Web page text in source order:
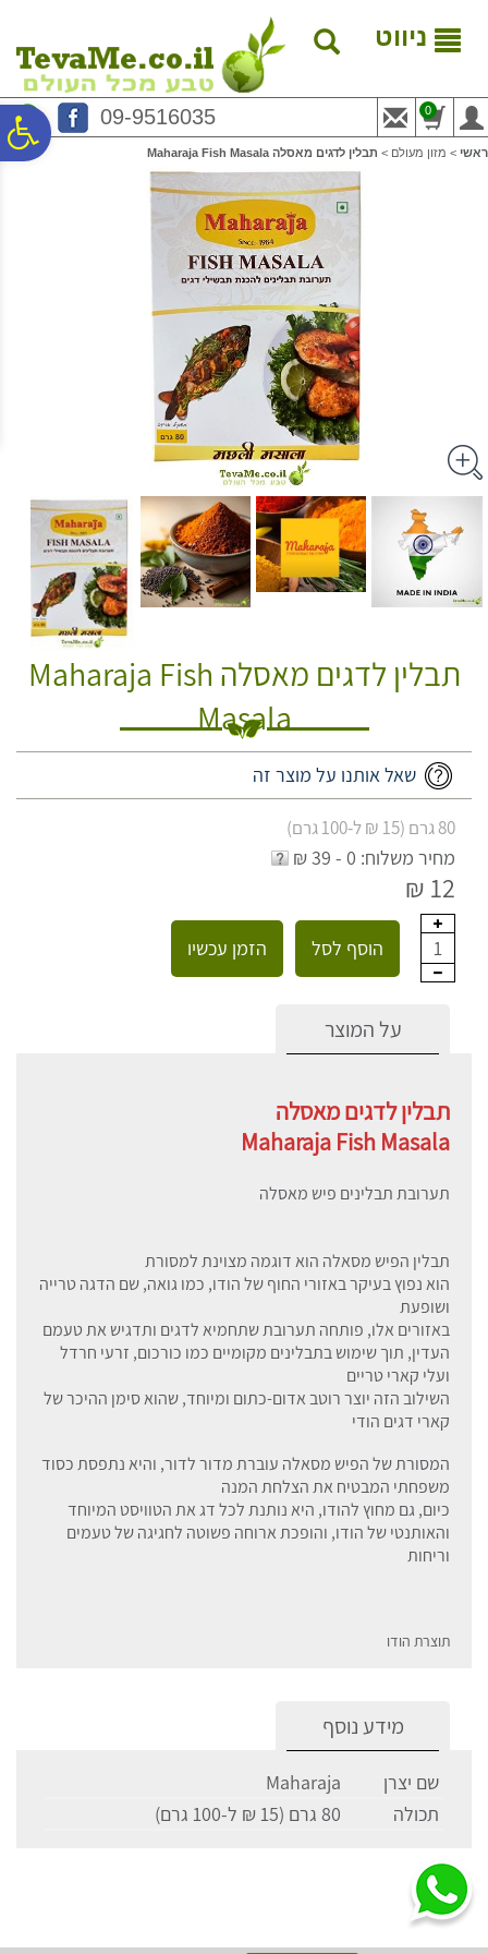
נגישות
המרכזי
ניווט
09-9516035 0
ראשי > מזון מעולם > תבלין לדגים מאסלה Maharaja Fish Masala
תבלין לדגים מאסלה Maharaja Fish
Masala
שאל אותנו על מוצר זה
80 גרם (15 ₪ ל-100 גרם)
מחיר משלוח: 0 - 39 ₪
12 ₪
1 הוסף לסל הזמן עכשיו
על המוצר
תבלין לדגים מאסלה
Maharaja Fish Masala
תערובת תבלינים פיש מאסלה
תבלין הפיש מסאלה הוא דוגמה מצוינת למסורת
הוא נפוץ בעיקר באזורי החוף של הודו, כמו גואה, שם הדגה טרייה
ושופעת
באזורים אלו, פותחה תערובת שתחמיא לדגים ותדגיש את טעמם
העדין, תוך שימוש בתבלינים מקומיים כמו כורכום, זרעי חרדל
ועלי קארי טריים
השילוב הזה יוצר רוטב אדום-כתום ומיוחד, שהוא סימן ההיכר של
קארי דגים הודי
המסורת של הפיש מסאלה עוברת מדור לדור, והיא נתפסת כסוד
משפחתי המבטיח את הצלחת המנה
כיום, גם מחוץ להודו, היא נותנת לכל דג את הטוויסט המיוחד
והאותנטי של הודו, והופכת ארוחה פשוטה לחגיגה של טעמים
וריחות
תוצרת הודו
מידע נוסף
שם יצרן
Maharaja
תכולה
80 גרם (15 ₪ ל-100 גרם)